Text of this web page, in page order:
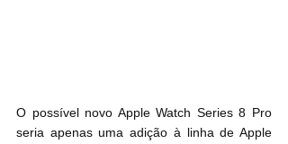
O possível novo Apple Watch Series 8 Pro
seria apenas uma adição à linha de Apple